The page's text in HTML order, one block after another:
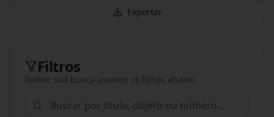
Exportar
Filtros
Refine sua busca usando os filtros abaixo